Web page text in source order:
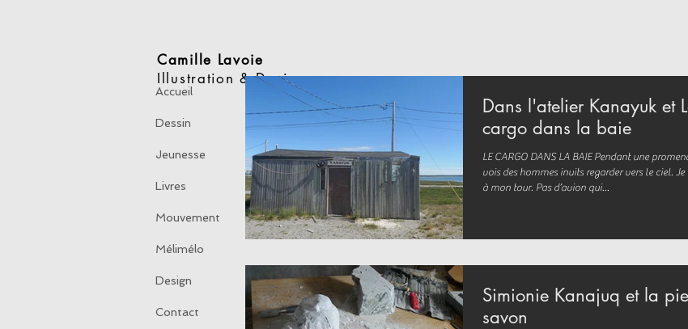
Camille Lavoie
Illustration & Design
Accueil
Dessin
Jeunesse
Livres
Mouvement
Mélimélo
Design
Contact
Dans l'atelier Kanayuk et
cargo dans la baie
LE CARGO DANS LA BAIE Pendant une
vois des hommes inuits regarder vers le ciel. Je
à mon tour. Pas d’avion qui...
Simionie Kanajuq et la
savon